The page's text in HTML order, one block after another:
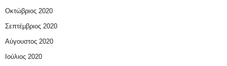
Οκτώβριος 2020
Σεπτέμβριος 2020
Αύγουστος 2020
Ιούλιος 2020